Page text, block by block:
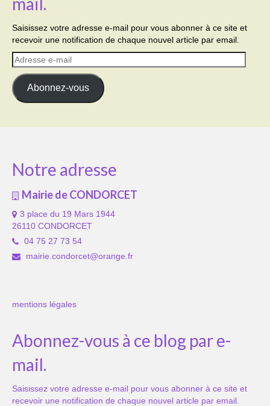
Saisissez votre adresse e-mail pour vous abonner à ce site et
recevoir une notification de chaque nouvel article par email.
Adresse
e-
mail
Abonnez-vous
Notre adresse
Mairie de CONDORCET
3 place du 19 Mars 1944
26110 CONDORCET
04 75 27 73 54
mairie.condorcet@orange.fr
mentions légales
Abonnez-vous à ce blog par e-
mail.
Saisissez votre adresse e-mail pour vous abonner à ce site et
recevoir une notification de chaque nouvel article par email.